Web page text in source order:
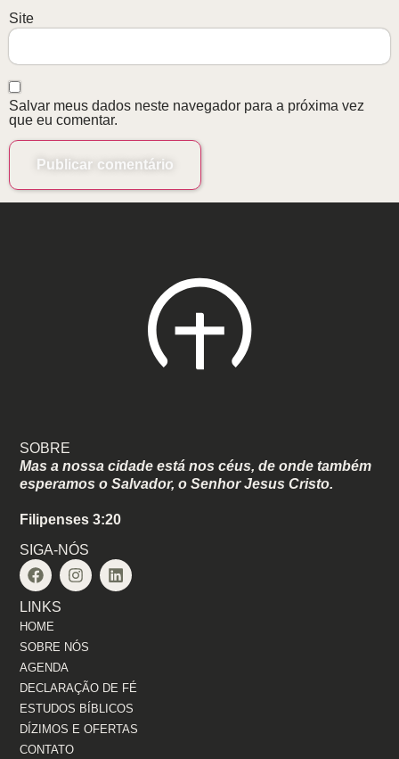
Site
Salvar meus dados neste navegador para a próxima vez
que eu comentar.
SOBRE
Mas a nossa cidade está nos céus, de onde também
esperamos o Salvador, o Senhor Jesus Cristo.
Filipenses 3:20
SIGA-NÓS
LINKS
HOME
SOBRE NÓS
AGENDA
DECLARAÇÃO DE FÉ
ESTUDOS BÍBLICOS
DÍZIMOS E OFERTAS
CONTATO